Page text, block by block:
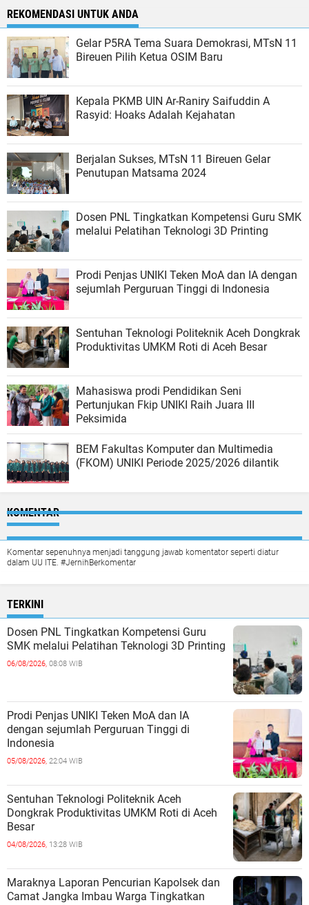
REKOMENDASI UNTUK ANDA
Gelar P5RA Tema Suara Demokrasi, MTsN 11
Bireuen Pilih Ketua OSIM Baru
Kepala PKMB UIN Ar-Raniry Saifuddin A
Rasyid: Hoaks Adalah Kejahatan
Berjalan Sukses, MTsN 11 Bireuen Gelar
Penutupan Matsama 2024
Dosen PNL Tingkatkan Kompetensi Guru SMK
melalui Pelatihan Teknologi 3D Printing
Prodi Penjas UNIKI Teken MoA dan IA dengan
sejumlah Perguruan Tinggi di Indonesia
Sentuhan Teknologi Politeknik Aceh Dongkrak
Produktivitas UMKM Roti di Aceh Besar
Mahasiswa prodi Pendidikan Seni
Pertunjukan Fkip UNIKI Raih Juara III
Peksimida
BEM Fakultas Komputer dan Multimedia
(FKOM) UNIKI Periode 2025/2026 dilantik
KOMENTAR
Komentar sepenuhnya menjadi tanggung jawab komentator seperti diatur
dalam UU ITE. #JernihBerkomentar
TERKINI
Dosen PNL Tingkatkan Kompetensi Guru
SMK melalui Pelatihan Teknologi 3D Printing
06/08/2026, 08:08 WIB
Prodi Penjas UNIKI Teken MoA dan IA
dengan sejumlah Perguruan Tinggi di
Indonesia
05/08/2026, 22:04 WIB
Sentuhan Teknologi Politeknik Aceh
Dongkrak Produktivitas UMKM Roti di Aceh
Besar
04/08/2026, 13:28 WIB
Maraknya Laporan Pencurian Kapolsek dan
Camat Jangka Imbau Warga Tingkatkan